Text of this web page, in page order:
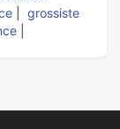
grossiste